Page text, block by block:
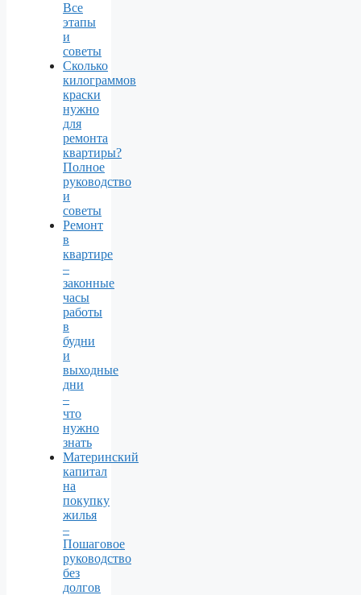
Все
этапы
и
советы
Сколько
килограммов
краски
нужно
для
ремонта
квартиры?
Полное
руководство
и
советы
Ремонт
в
квартире
–
законные
часы
работы
в
будни
и
выходные
дни
–
что
нужно
знать
Материнский
капитал
на
покупку
жилья
–
Пошаговое
руководство
без
долгов